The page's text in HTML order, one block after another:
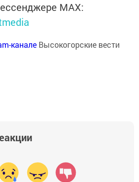
MАХ:
канале Высокогорские вести